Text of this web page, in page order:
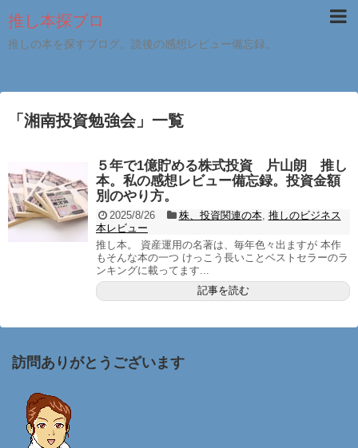
推し本探ブロ
推しの本を探すブログ。読後の感想レビュー備忘録。
「 湘南投資勉強会」 一覧
５年で1億貯める株式投資 片山朗 推し
本。私の感想レビュー備忘録。投資金額
別のやり方。
2025/8/26 株、投資関連の本, 推しのビジネス
本レビュー
推し本。 資産運用の名著は、毎年色々出ますが 本作
もそんな本の一つ けっこう長いことベストセラーのラ
ンキングに載ってます...
記事を読む
訪問ありがとうございます